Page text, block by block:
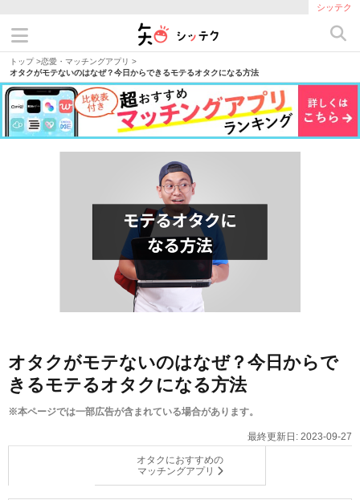
シッテク
トップ>恋愛・マッチングアプリ >
オタクがモテないのはなぜ？今日からできるモテるオタクになる方法
オタクがモテないのはなぜ？今日からで
きるモテるオタクになる方法
※本ページでは一部広告が含まれている場合があります。
最終更新日: 2023-09-27
オタクにおすすめの
マッチングアプリ